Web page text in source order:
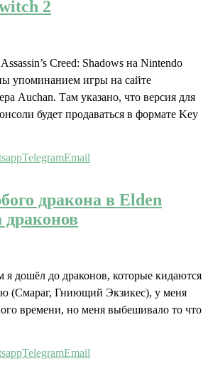
2
Creed: Shadows на Nintendo
упоминанием игры на сайте
Auchan. Там указано, что версия для
будет продаваться в формате Key
TelegramEmail
дракона в Elden
драконов
дошёл до драконов, которые кидаются
(Смараг, Гниющий Экзикес), у меня
времени, но меня выбешивало то что
TelegramEmail